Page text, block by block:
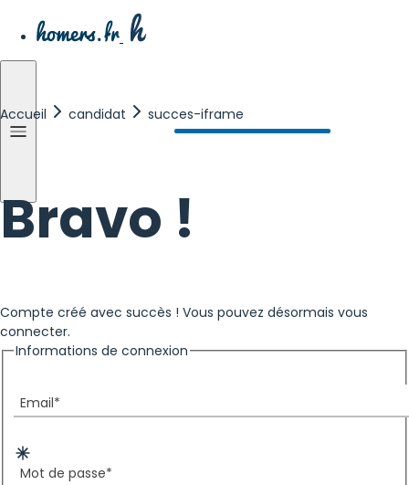
Accueil candidat succes-iframe
Bravo !
Compte créé avec succès ! Vous pouvez désormais vous
connecter.
Informations de connexion
Email*
Mot de passe*